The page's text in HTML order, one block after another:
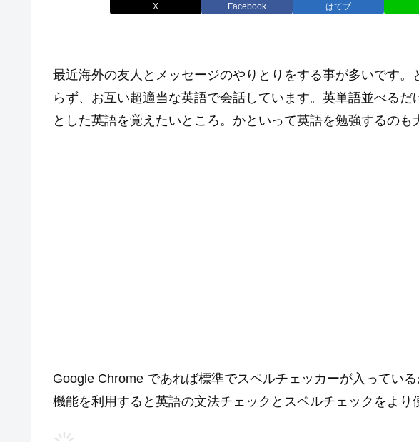
X Facebook はてブ
最近海外の友人とメッセージのやりとりをする事が多いです
らず、お互い超適当な英語で会話しています。英単語並べる
とした英語を覚えたいところ。かといって英語を勉強するのも
Google Chrome であれば標準でスペルチェッカーが入ってい
機能を利用すると英語の文法チェックとスペルチェックをより